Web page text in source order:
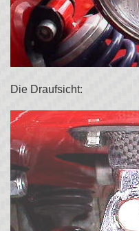
Die Draufsicht: